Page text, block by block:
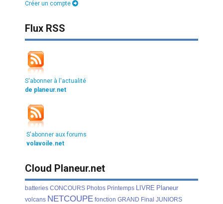
Créer un compte
Flux RSS
S'abonner à l'actualité
de planeur.net
S'abonner aux forums
volavoile.net
Cloud Planeur.net
batteries CONCOURS Photos Printemps LIVRE Planeur
volcans NETCOUPE fonction GRAND Final JUNIORS